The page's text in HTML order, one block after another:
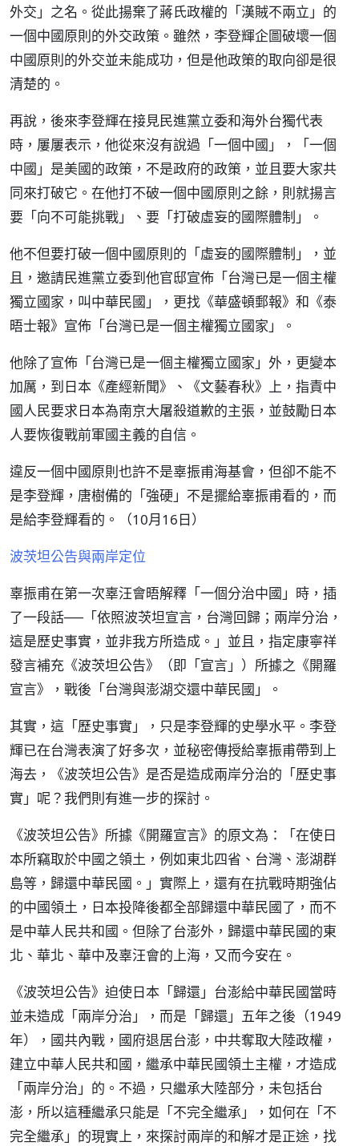
外交」之名。從此揚棄了蔣氏政權的「漢賊不兩立」的
一個中國原則的外交政策。雖然，李登輝企圖破壞一個
中國原則的外交並未能成功，但是他政策的取向卻是很
清楚的。
再說，後來李登輝在接見民進黨立委和海外台獨代表
時，屢屢表示，他從來沒有說過「一個中國」，「一個
中國」是美國的政策，不是政府的政策，並且要大家共
同來打破它。在他打不破一個中國原則之餘，則就揚言
要「向不可能挑戰」、要「打破虛妄的國際體制」。
他不但要打破一個中國原則的「虛妄的國際體制」，並
且，邀請民進黨立委到他官邸宣佈「台灣已是一個主權
獨立國家，叫中華民國」，更找《華盛頓郵報》和《泰
晤士報》宣佈「台灣已是一個主權獨立國家」。
他除了宣佈「台灣已是一個主權獨立國家」外，更變本
加厲，到日本《產經新聞》、《文藝春秋》上，指責中
國人民要求日本為南京大屠殺道歉的主張，並鼓勵日本
人要恢復戰前軍國主義的自信。
違反一個中國原則也許不是辜振甫海基會，但卻不能不
是李登輝，唐樹備的「強硬」不是擺給辜振甫看的，而
是給李登輝看的。（10月16日）
波茨坦公告與兩岸定位
辜振甫在第一次辜汪會晤解釋「一個分治中國」時，插
了一段話──「依照波茨坦宣言，台灣回歸；兩岸分治，
這是歷史事實，並非我方所造成。」並且，指定康寧祥
發言補充《波茨坦公告》（即「宣言」）所據之《開羅
宣言》，戰後「台灣與澎湖交還中華民國」。
其實，這「歷史事實」，只是李登輝的史學水平。李登
輝已在台灣表演了好多次，並秘密傳授給辜振甫帶到上
海去，《波茨坦公告》是否是造成兩岸分治的「歷史事
實」呢？我們則有進一步的探討。
《波茨坦公告》所據《開羅宣言》的原文為：「在使日
本所竊取於中國之領土，例如東北四省、台灣、澎湖群
島等，歸還中華民國。」實際上，還有在抗戰時期強佔
的中國領土，日本投降後都全部歸還中華民國了，而不
是中華人民共和國。但除了台澎外，歸還中華民國的東
北、華北、華中及辜汪會的上海，又而今安在。
《波茨坦公告》迫使日本「歸還」台澎給中華民國當時
並未造成「兩岸分治」，而是「歸還」五年之後（1949
年），國共內戰，國府退居台澎，中共奪取大陸政權，
建立中華人民共和國，繼承中華民國領土主權，才造成
「兩岸分治」的。不過，只繼承大陸部分，未包括台
澎，所以這種繼承只能是「不完全繼承」，如何在「不
完全繼承」的現實上，來探討兩岸的和解才是正途，找